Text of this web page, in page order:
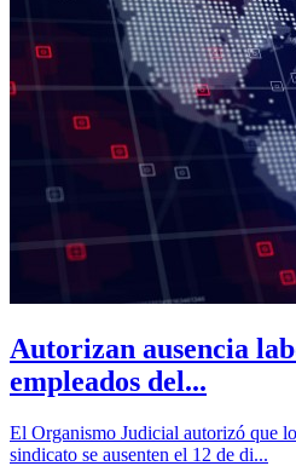
Autorizan ausencia
empleados del...
El Organismo Judicial autorizó que
sindicato se ausenten el 12 de di...